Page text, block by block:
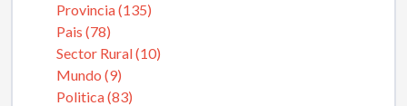
Provincia (135)
Pais (78)
Sector Rural (10)
Mundo (9)
Politica (83)